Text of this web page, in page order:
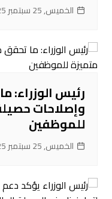
الخميس, 25 سبتمبر 2025, 16:54
رئيس الوزراء:
وإصلاحات
للموظفين
الخميس, 25 سبتمبر 2025, 15:54